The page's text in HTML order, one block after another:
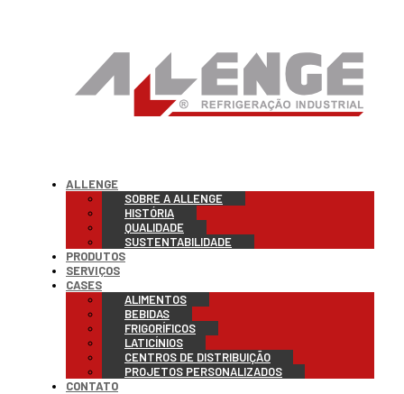
ALLENGE
SOBRE A ALLENGE
HISTÓRIA
QUALIDADE
SUSTENTABILIDADE
PRODUTOS
SERVIÇOS
CASES
ALIMENTOS
BEBIDAS
FRIGORÍFICOS
LATICÍNIOS
CENTROS DE DISTRIBUIÇÃO
PROJETOS PERSONALIZADOS
CONTATO